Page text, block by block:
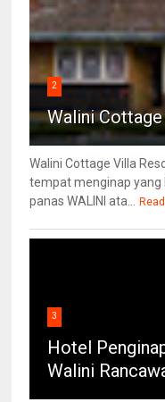
2
Walini
Walini Cottage Villa
tempat menginap
panas WALINI ata...
3
Hotel
Walini